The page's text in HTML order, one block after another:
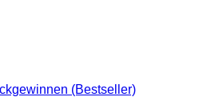
(Bestseller)